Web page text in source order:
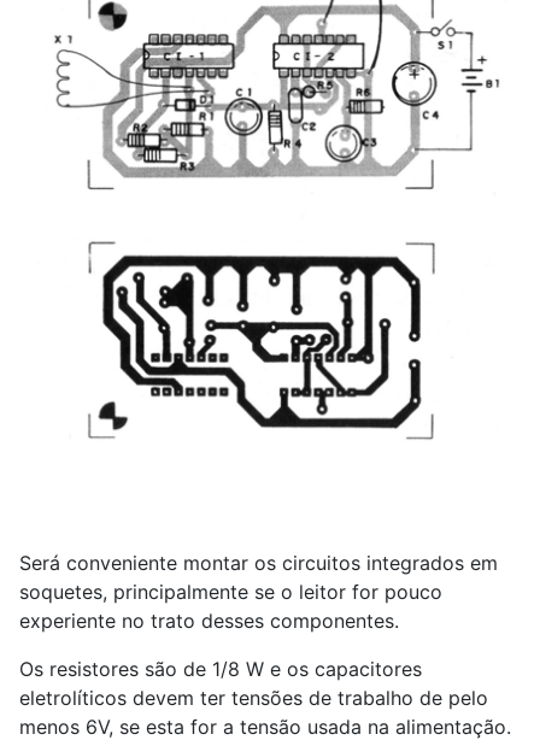
Será conveniente montar os circuitos integrados em
soquetes, principalmente se o leitor for pouco
experiente no trato desses componentes.
Os resistores são de 1/8 W e os capacitores
eletrolíticos devem ter tensões de trabalho de pelo
menos 6V, se esta for a tensão usada na alimentação.